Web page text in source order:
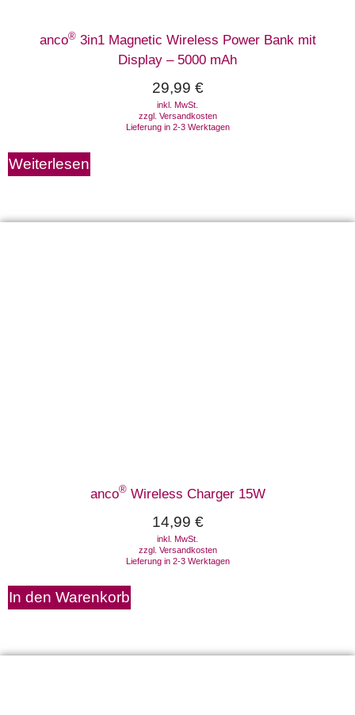
anco®3in1 Magnetic Wireless Power Bank mit
Display – 5000 mAh
29,99 €
inkl. MwSt.
zzgl. Versandkosten
Lieferung in 2-3 Werktagen
Weiterlesen
anco®Wireless Charger 15W
14,99 €
inkl. MwSt.
zzgl. Versandkosten
Lieferung in 2-3 Werktagen
In den Warenkorb